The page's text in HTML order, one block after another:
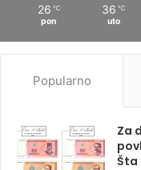
26 ℃
pon
36 ℃
uto
Popularno
Za
Šta